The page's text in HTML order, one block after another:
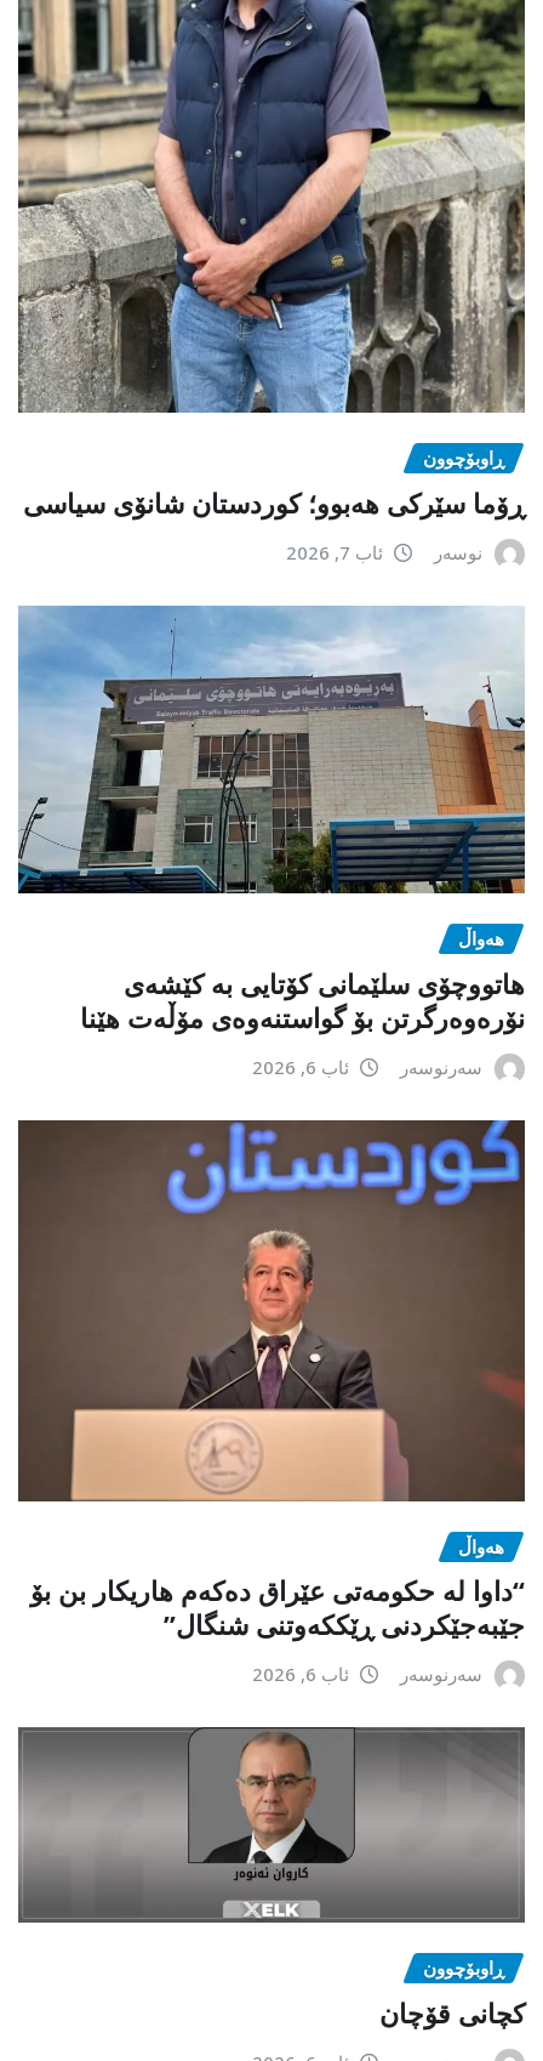
ڕاوبۆچوون
ڕۆما سێرکی هەبوو؛ کوردستان شانۆی سیاسی
نوسەر ئاب 7, 2026
هەواڵ
هاتووچۆی سلێمانی کۆتایی بە کێشەی
نۆرەوەرگرتن بۆ گواستنەوەی مۆڵەت هێنا
سەرنوسەر ئاب 6, 2026
هەواڵ
“داوا لە حكومەتی عێراق دەكەم هاریكار بن بۆ
جێبەجێكردنی ڕێككەوتنی شنگال”
سەرنوسەر ئاب 6, 2026
ڕاوبۆچوون
کچانی قۆچان